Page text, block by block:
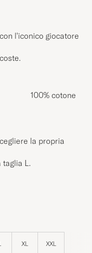
l'iconico giocatore
100% cotone
la propria
taglia L.
XL XXL